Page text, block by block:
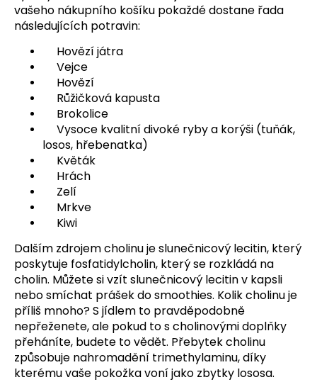
vašeho nákupního košíku pokaždé dostane řada
následujících potravin:
Hovězí játra
Vejce
Hovězí
Růžičková kapusta
Brokolice
Vysoce kvalitní divoké ryby a korýši (tuňák,
losos, hřebenatka)
Květák
Hrách
Zelí
Mrkve
Kiwi
Dalším zdrojem cholinu je slunečnicový lecitin, který
poskytuje fosfatidylcholin, který se rozkládá na
cholin. Můžete si vzít slunečnicový lecitin v kapsli
nebo smíchat prášek do smoothies. Kolik cholinu je
příliš mnoho? S jídlem to pravděpodobně
nepřeženete, ale pokud to s cholinovými doplňky
přeháníte, budete to vědět. Přebytek cholinu
způsobuje nahromadění trimethylaminu, díky
kterému vaše pokožka voní jako zbytky lososa.